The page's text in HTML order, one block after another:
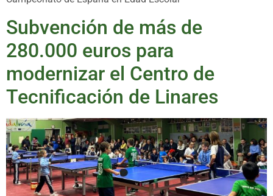
Subvención de más de
280.000 euros para
modernizar el Centro de
Tecnificación de Linares